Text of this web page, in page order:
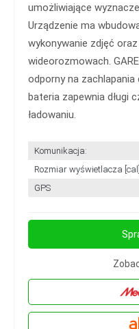
umożliwiające
Urządzenie ma
wykonywanie zdjęć
wideorozmowach.
odporny na zachlapania
bateria zapewnia długi
ładowaniu.
Komunikacja:
Rozmiar wyświetlacza
GPS